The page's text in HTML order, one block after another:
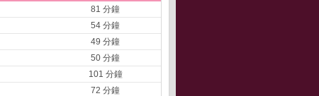
81 分鐘
54 分鐘
49 分鐘
50 分鐘
101 分鐘
72 分鐘